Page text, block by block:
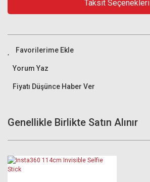
Taksit Seçenekleri
Yorum Yaz
Fiyatı Düşünce Haber Ver
Genellikle Birlikte Satın Alınır